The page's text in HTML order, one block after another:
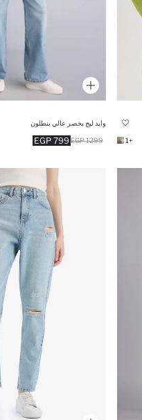
+1
وايد ليج بخصر عالي بنطلون
799 EGP 1299 EGP